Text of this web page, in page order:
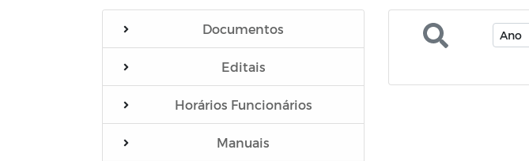
Documentos
Editais
Horários Funcionários
Manuais